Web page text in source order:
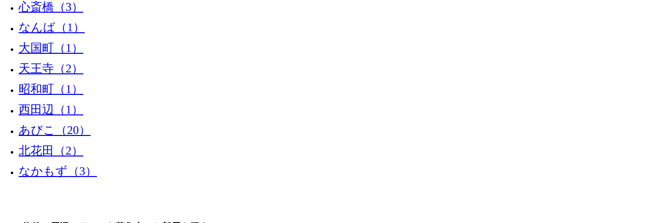
心斎橋（3）
なんば（1）
大国町（1）
天王寺（2）
昭和町（1）
西田辺（1）
あびこ（20）
北花田（2）
なかもず（3）